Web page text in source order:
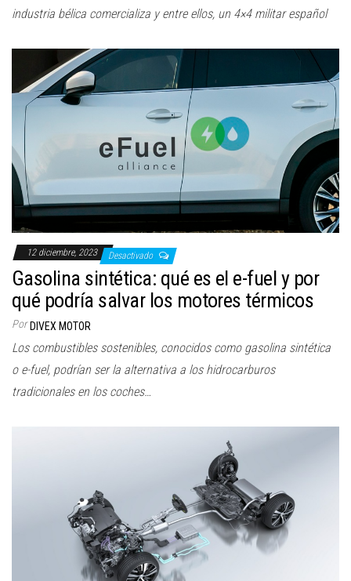
industria bélica comercializa y entre ellos, un 4×4 militar español
12 diciembre, 2023 Desactivado
Gasolina sintética: qué es el e-fuel y por
qué podría salvar los motores térmicos
Por DIVEX MOTOR
Los combustibles sostenibles, conocidos como gasolina sintética
o e-fuel, podrían ser la alternativa a los hidrocarburos
tradicionales en los coches…